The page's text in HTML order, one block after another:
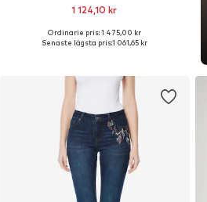
1 124,10 kr
+5
Tillgänglig i många storlekar
Ordinarie pris: 1 475,00 kr
Senaste lägsta pris:1 061,65 kr